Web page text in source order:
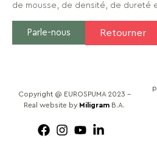
de mousse, de densité, de dureté
Parle-nous Retourner
Copyright @ EUROSPUMA 2023 –
Real website by Miligram B.A.